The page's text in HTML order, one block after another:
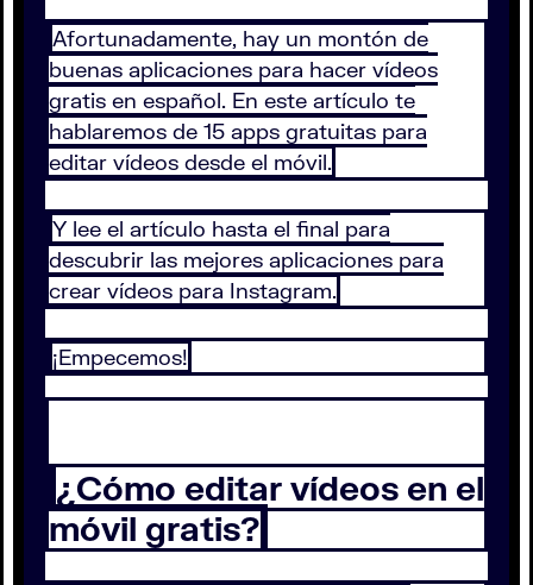
Afortunadamente, hay un montón de
buenas aplicaciones para hacer vídeos
gratis en español. En este artículo te
hablaremos de 15 apps gratuitas para
editar vídeos desde el móvil.
Y lee el artículo hasta el final para
descubrir las mejores aplicaciones para
crear vídeos para Instagram.
¡Empecemos!
¿Cómo editar vídeos en el
móvil gratis?